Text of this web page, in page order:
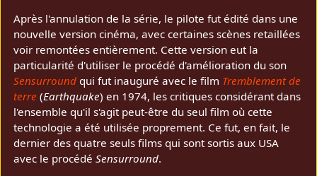
Après l'annulation de la série, le pilote fut édité dans une
nouvelle version cinéma, avec certaines scènes retaillées
voir remontées entièrement. Cette version eut la
particularité d'utiliser le procédé d'amélioration du son
Sensurround qui fut inauguré avec le film Tremblement de
terre (Earthquake) en 1974, les critiques considérant dans
l'ensemble qu'il s'agit peut-être du seul film où cette
technologie a été utilisée proprement. Ce fut, en fait, le
dernier des quatre seuls films qui sont sortis aux USA
avec le procédéSensurround.